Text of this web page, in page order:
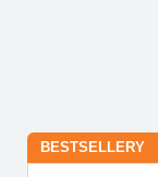
BESTSELLERY